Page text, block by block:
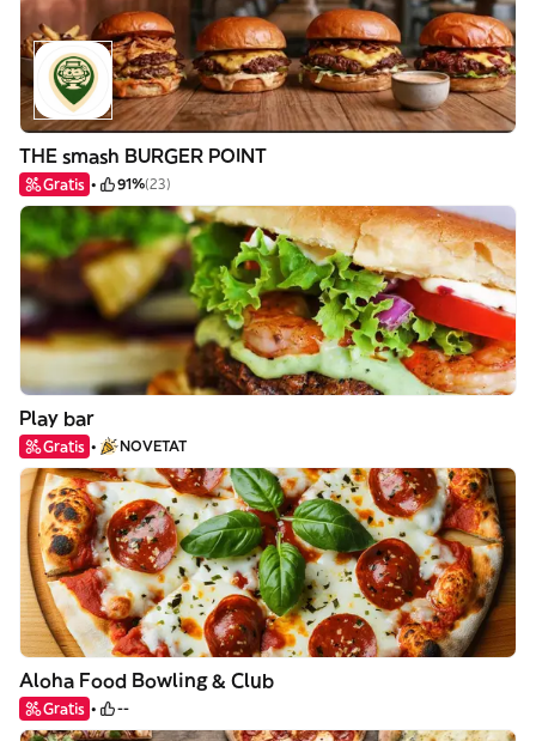
THE smash BURGER POINT
Gratis 91%(23)
Play bar
Gratis NOVETAT
Aloha Food Bowling & Club
Gratis --